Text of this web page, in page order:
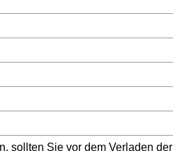
sollten Sie vor dem Verladen der